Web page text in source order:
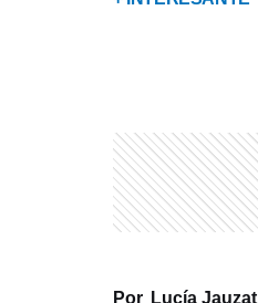
Por Lucía Jauzat